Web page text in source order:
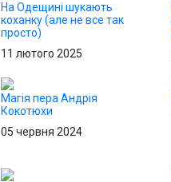
На Одещині шукають
коханку (але не все так
просто)
11 лютого 2025
Магія пера Андрія
Кокотюхи
05 червня 2024